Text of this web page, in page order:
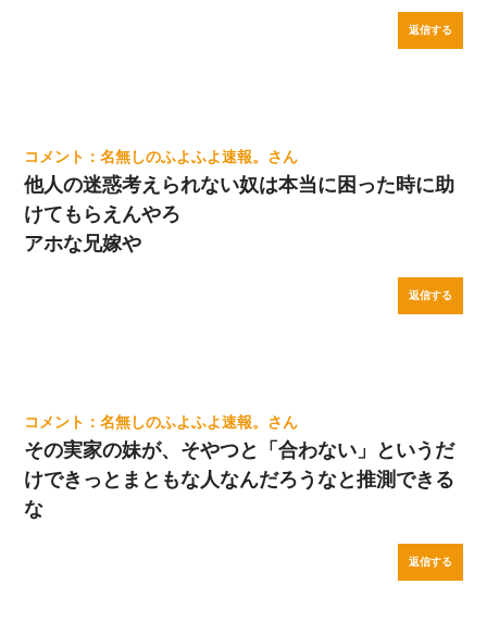
返信する
名無しのふよふよ速報。
他人の迷惑考えられない奴は本当に困った時に助
けてもらえんやろ
アホな兄嫁や
返信する
名無しのふよふよ速報。
その実家の妹が、そやつと「合わない」というだ
けできっとまともな人なんだろうなと推測できる
な
返信する